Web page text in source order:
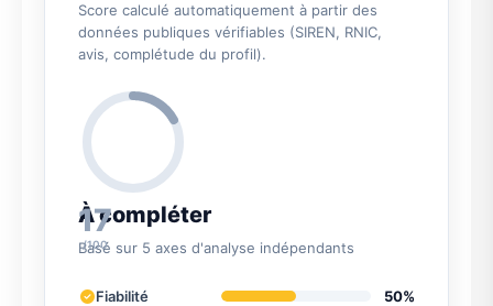
Score calculé automatiquement à partir des
données publiques vérifiables (SIREN, RNIC,
avis, complétude du profil).
17
/100
À compléter
Basé sur 5 axes d'analyse indépendants
Fiabilité
50%